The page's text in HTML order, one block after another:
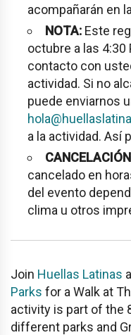
acompañarán en
NOTA: Este
octubre a las
contacto con
actividad. Si no
puede enviarnos
a la actividad. Así
cancelado en
del evento
clima u otros
Join Huellas Latinas
Parks for a Walk at
activity is part of the
different parks and